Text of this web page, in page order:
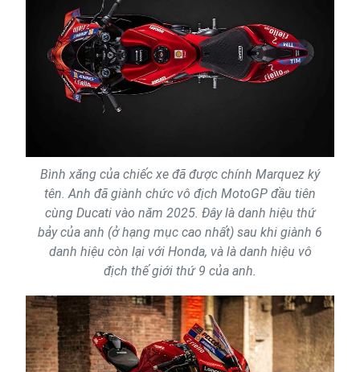
Bình xăng của chiếc xe đã được chính Marquez ký
tên. Anh đã giành chức vô địch MotoGP đầu tiên
cùng Ducati vào năm 2025. Đây là danh hiệu thứ
bảy của anh (ở hạng mục cao nhất) sau khi giành 6
danh hiệu còn lại với Honda, và là danh hiệu vô
địch thế giới thứ 9 của anh.